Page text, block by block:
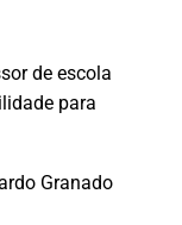
de escola
para
Granado